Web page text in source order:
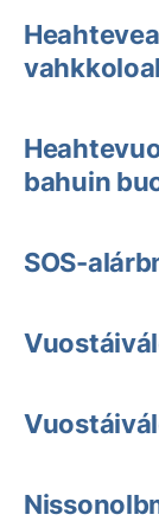
bahuin
SOS-